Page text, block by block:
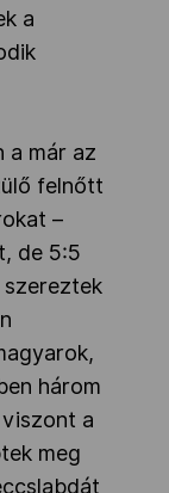
a
a már az
felnőtt
–
de 5:5
három
a
meg